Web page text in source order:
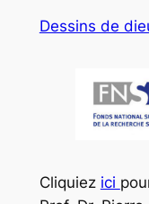
Dessins de
Cliquiez ici